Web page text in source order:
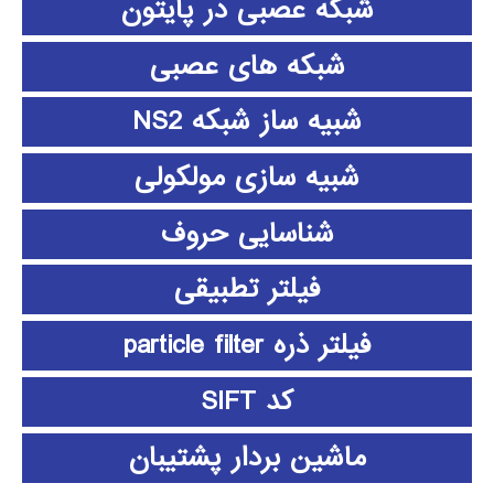
شبکه عصبی در پایتون
شبکه های عصبی
شبیه ساز شبکه NS2
شبیه سازی مولکولی
شناسایی حروف
فیلتر تطبیقی
فیلتر ذره particle filter
کد SIFT
ماشین بردار پشتیبان